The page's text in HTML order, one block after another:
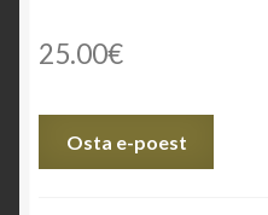
Lava ja siseilutulestikud
Väliilutulestikud
Laiatarbe pürotehnika
25.00€
Osta e-poest